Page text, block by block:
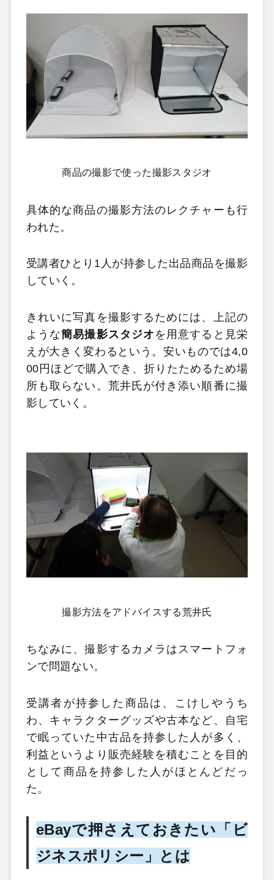
商品の撮影で使った撮影スタジオ
具体的な商品の撮影方法のレクチャーも行
われた。
受講者ひとり1人が持参した出品商品を撮影
していく。
きれいに写真を撮影するためには、上記の
ような簡易撮影スタジオ を用意すると見栄
えが大きく変わるという。安いものでは4,0
00円ほどで購入でき、折りたためるため場
所も取らない。荒井氏が付き添い順番に撮
影していく。
撮影方法をアドバイスする荒井氏
ちなみに、撮影するカメラはスマートフォ
ンで問題ない。
受講者が持参した商品は、こけしやうち
わ、キャラクターグッズや古本など、自宅
で眠っていた中古品を持参した人が多く、
利益というより販売経験を積むことを目的
として商品を持参した人がほとんどだっ
た。
eBayで押さえておきたい「ビ
ジネスポリシー」とは